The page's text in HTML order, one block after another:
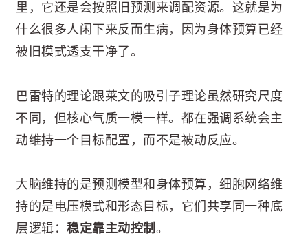
里，它还是会按照旧预测来调配资源。这就是为
什么很多人闲下来反而生病，因为身体预算已经
被旧模式透支干净了。
巴雷特的理论跟莱文的吸引子理论虽然研究尺度
不同，但核心气质一模一样。都在强调系统会主
动维持一个目标配置，而不是被动反应。
大脑维持的是预测模型和身体预算，细胞网络维
持的是电压模式和形态目标，它们共享同一种底
层逻辑： 稳定靠主动控制 。